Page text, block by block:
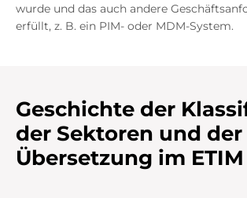
wurde und das auch andere
erfüllt, z. B. ein PIM- oder MDM-System.
Geschichte der
der Sektoren und der
Übersetzung im ETIM